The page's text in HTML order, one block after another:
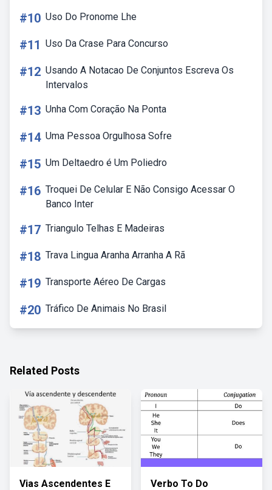
#10 Uso Do Pronome Lhe
#11 Uso Da Crase Para Concurso
#12 Usando A Notacao De Conjuntos Escreva Os
Intervalos
#13 Unha Com Coração Na Ponta
#14 Uma Pessoa Orgulhosa Sofre
#15 Um Deltaedro é Um Poliedro
#16 Troquei De Celular E Não Consigo Acessar O
Banco Inter
#17 Triangulo Telhas E Madeiras
#18 Trava Lingua Aranha Arranha A Rã
#19 Transporte Aéreo De Cargas
#20 Tráfico De Animais No Brasil
Related Posts
Vias Ascendentes E Verbo To Do